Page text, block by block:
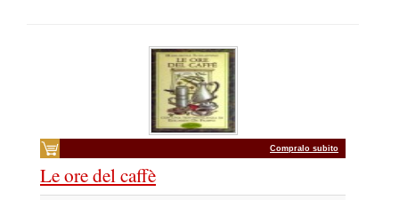
Compralo subito
Le ore del caffè